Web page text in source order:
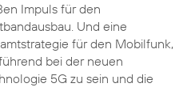
Impuls für den
Und eine
für den Mobilfunk,
bei der neuen
5G zu sein und die